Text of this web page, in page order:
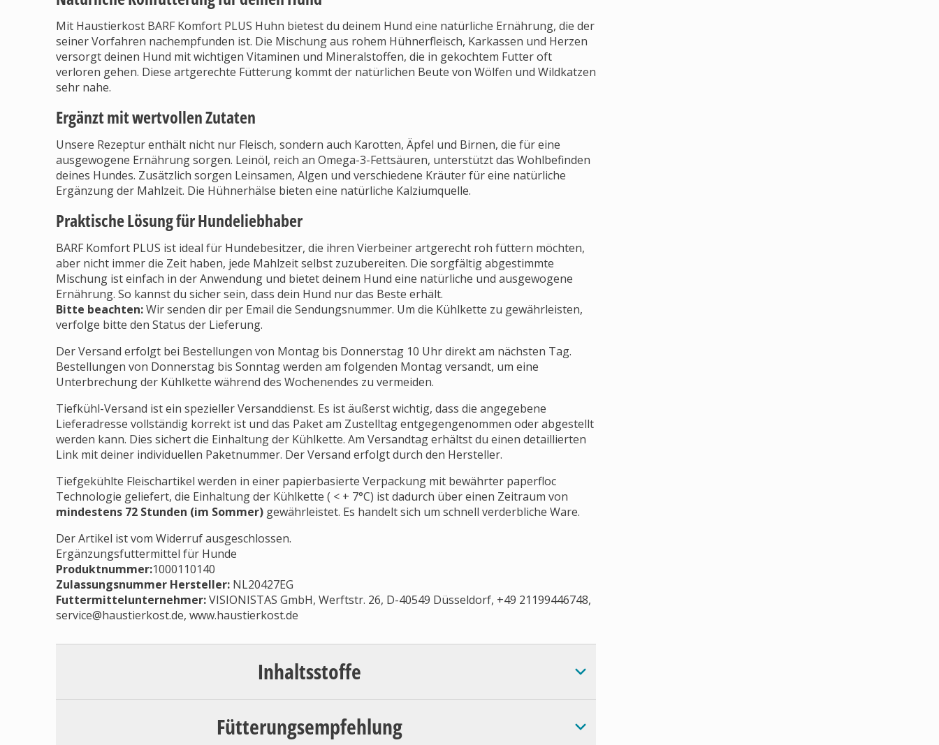
Mit Haustierkost BARF Komfort PLUS Huhn bietest du deinem Hund eine natürliche Ernährung, die der
seiner Vorfahren nachempfunden ist. Die Mischung aus rohem Hühnerfleisch, Karkassen und Herzen
versorgt deinen Hund mit wichtigen Vitaminen und Mineralstoffen, die in gekochtem Futter oft
verloren gehen. Diese artgerechte Fütterung kommt der natürlichen Beute von Wölfen und Wildkatzen
sehr nahe.
Ergänzt mit wertvollen Zutaten
Unsere Rezeptur enthält nicht nur Fleisch, sondern auch Karotten, Äpfel und Birnen, die für eine
ausgewogene Ernährung sorgen. Leinöl, reich an Omega-3-Fettsäuren, unterstützt das Wohlbefinden
deines Hundes. Zusätzlich sorgen Leinsamen, Algen und verschiedene Kräuter für eine natürliche
Ergänzung der Mahlzeit. Die Hühnerhälse bieten eine natürliche Kalziumquelle.
Praktische Lösung für Hundeliebhaber
BARF Komfort PLUS ist ideal für Hundebesitzer, die ihren Vierbeiner artgerecht roh füttern möchten,
aber nicht immer die Zeit haben, jede Mahlzeit selbst zuzubereiten. Die sorgfältig abgestimmte
Mischung ist einfach in der Anwendung und bietet deinem Hund eine natürliche und ausgewogene
Ernährung. So kannst du sicher sein, dass dein Hund nur das Beste erhält.
Bitte beachten:Wir senden dir per Email die Sendungsnummer. Um die Kühlkette zu gewährleisten,
verfolge bitte den Status der Lieferung.
Der Versand erfolgt bei Bestellungen von Montag bis Donnerstag 10 Uhr direkt am nächsten Tag.
Bestellungen von Donnerstag bis Sonntag werden am folgenden Montag versandt, um eine
Unterbrechung der Kühlkette während des Wochenendes zu vermeiden.
Tiefkühl-Versand ist ein spezieller Versanddienst. Es ist äußerst wichtig, dass die angegebene
Lieferadresse vollständig korrekt ist und das Paket am Zustelltag entgegengenommen oder abgestellt
werden kann. Dies sichert die Einhaltung der Kühlkette. Am Versandtag erhältst du einen detaillierten
Link mit deiner individuellen Paketnummer. Der Versand erfolgt durch den Hersteller.
Tiefgekühlte Fleischartikel werden in einer papierbasierte Verpackung mit bewährter paperfloc
Technologie geliefert, die Einhaltung der Kühlkette ( < + 7°C) ist dadurch über einen Zeitraum von
mindestens 72 Stunden (im Sommer) gewährleistet. Es handelt sich um schnell verderbliche Ware.
Der Artikel ist vom Widerruf ausgeschlossen.
Ergänzungsfuttermittel für Hunde
Produktnummer:1000110140
Zulassungsnummer Hersteller: NL20427EG
Futtermittelunternehmer:VISIONISTAS GmbH, Werftstr. 26, D-40549 Düsseldorf, +49 21199446748,
service@haustierkost.de, www.haustierkost.de
Inhaltsstoffe
Fütterungsempfehlung